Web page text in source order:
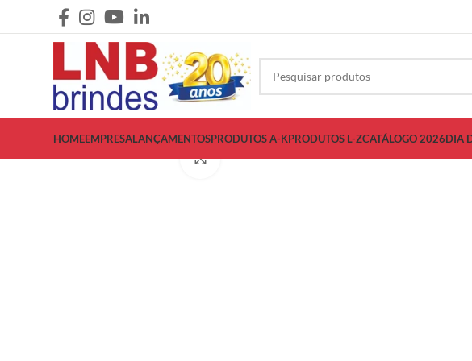
HOMEEMPRESALANÇAMENTOSPRODUTOS A-KPRODUTOS L-ZCATÁLOGO 2026DIA
Clique para ampliar